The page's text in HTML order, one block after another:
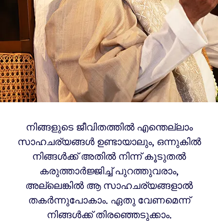
നിങ്ങളുടെ ജീവിതത്തിൽ എന്തെല്ലാം
സാഹചര്യങ്ങൾ ഉണ്ടായാലും, ഒന്നുകിൽ
നിങ്ങൾക്ക് അതിൽ നിന്ന് കൂടുതൽ
കരുത്താർജ്ജിച്ച് പുറത്തുവരാം,
അല്ലെങ്കിൽ ആ സാഹചര്യങ്ങളാൽ
തകർന്നുപോകാം. ഏതു വേണമെന്ന്
നിങ്ങൾക്ക് തിരഞ്ഞെടുക്കാം.